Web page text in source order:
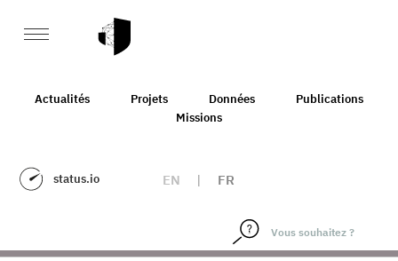
Actualités Projets Données
Publications
Missions
status.io EN | FR